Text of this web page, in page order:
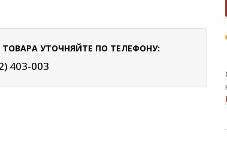
УТОЧНЯЙТЕ ПО ТЕЛЕФОНУ:
403-003